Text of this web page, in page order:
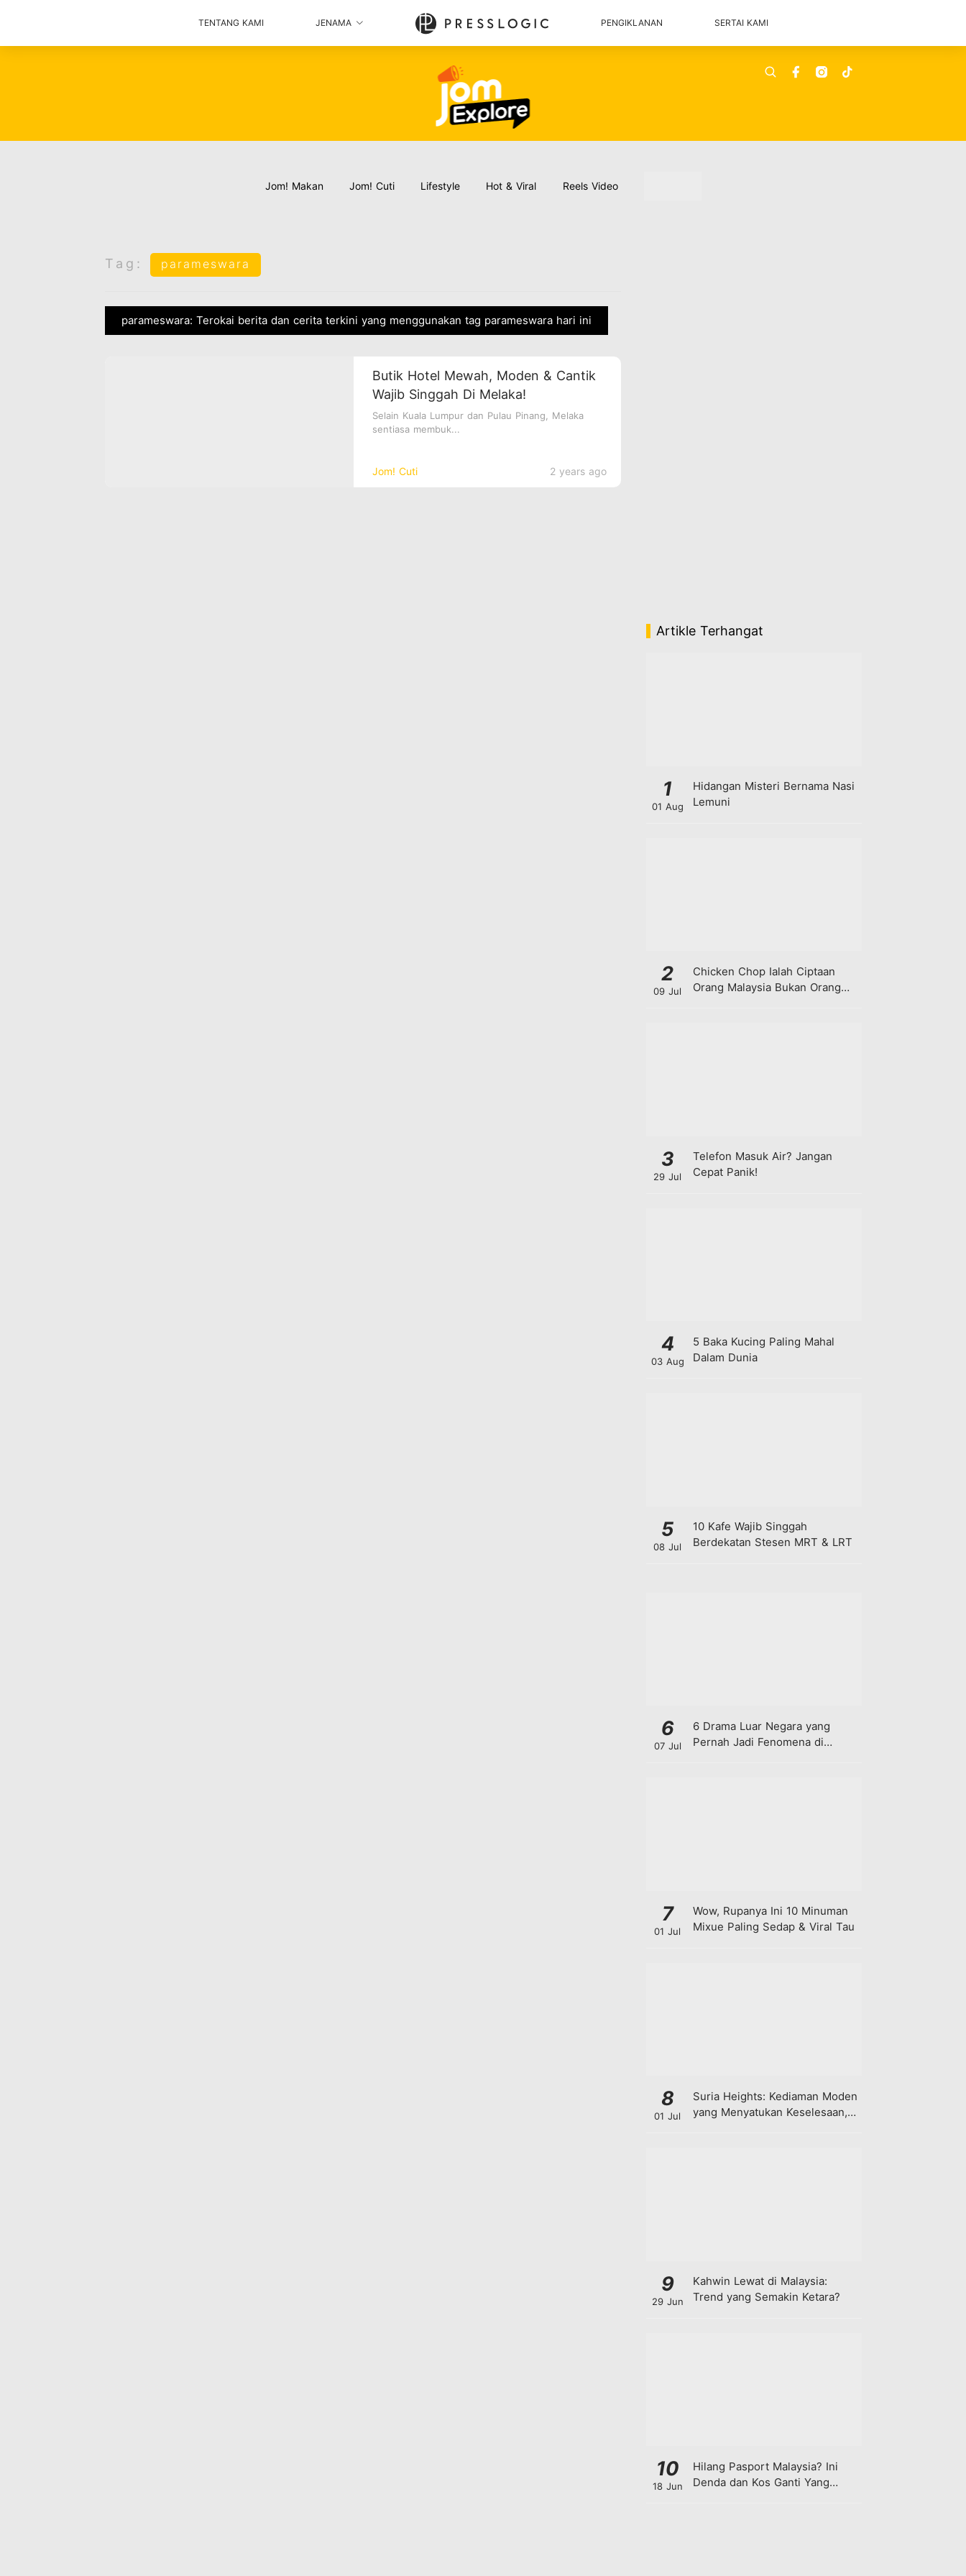
TENTANG KAMI JENAMA PENGIKLANAN SERTAI KAMI
Jom! Makan Jom! Cuti Lifestyle Hot & Viral Reels Video
Tag: parameswara
parameswara: Terokai berita dan cerita terkini yang menggunakan tag parameswara hari ini
Jom! Cuti 2 years ago
Butik Hotel Mewah, Moden & Cantik
Wajib Singgah Di Melaka!
Selain Kuala Lumpur dan Pulau Pinang, Melaka
sentiasa membuk...
Artikle Terhangat
1
01 Aug
Hidangan Misteri Bernama Nasi
Lemuni
2
09 Jul
Chicken Chop Ialah Ciptaan
Orang Malaysia Bukan Orang
3
29 Jul
Telefon Masuk Air? Jangan
Cepat Panik!
4
03 Aug
5 Baka Kucing Paling Mahal
Dalam Dunia
5
08 Jul
10 Kafe Wajib Singgah
Berdekatan Stesen MRT & LRT
6
07 Jul
6 Drama Luar Negara yang
Pernah Jadi Fenomena di
7
01 Jul
Wow, Rupanya Ini 10 Minuman
Mixue Paling Sedap & Viral Tau
8
01 Jul
Suria Heights: Kediaman Moden
yang Menyatukan Keselesaan,
9
29 Jun
Kahwin Lewat di Malaysia:
Trend yang Semakin Ketara?
10
18 Jun
Hilang Pasport Malaysia? Ini
Denda dan Kos Ganti Yang